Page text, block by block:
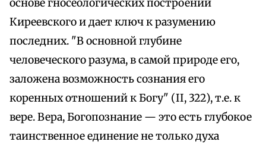
основе гносеологических построений
Киреевского и дает ключ к разумению
последних. "В основной глубине
человеческого разума, в самой природе его,
заложена возможность сознания его
коренных отношений к Богу" (II, 322), т.е. к
вере. Вера, Богопознание — это есть глубокое
таинственное единение не только духа